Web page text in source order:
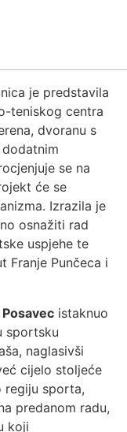
je predstavila
teniskog centra
dvoranu s
se na
će se
Izrazila je
osnažiti rad
uspjehe te
Franje Punčeca i
istaknuo
sportsku
naglasivši
cijelo stoljeće
regiju sporta,
predanom radu,
koji